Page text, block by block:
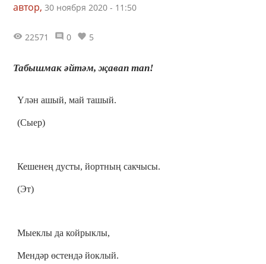
автор, 30 ноября 2020 - 11:50
22571 0 5
Табышмак әйтәм, җавап тап!
Үлән ашый, май ташый.
(Сыер)
Кешенең дусты, йортның сакчысы.
(Эт)
Мыеклы да койрыклы,
Мендәр өстендә йоклый.